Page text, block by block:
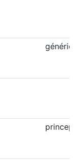
princeps